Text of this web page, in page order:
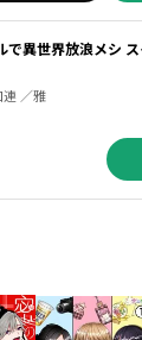
で異世界放浪メシ
双葉もも ／江口連 ／雅